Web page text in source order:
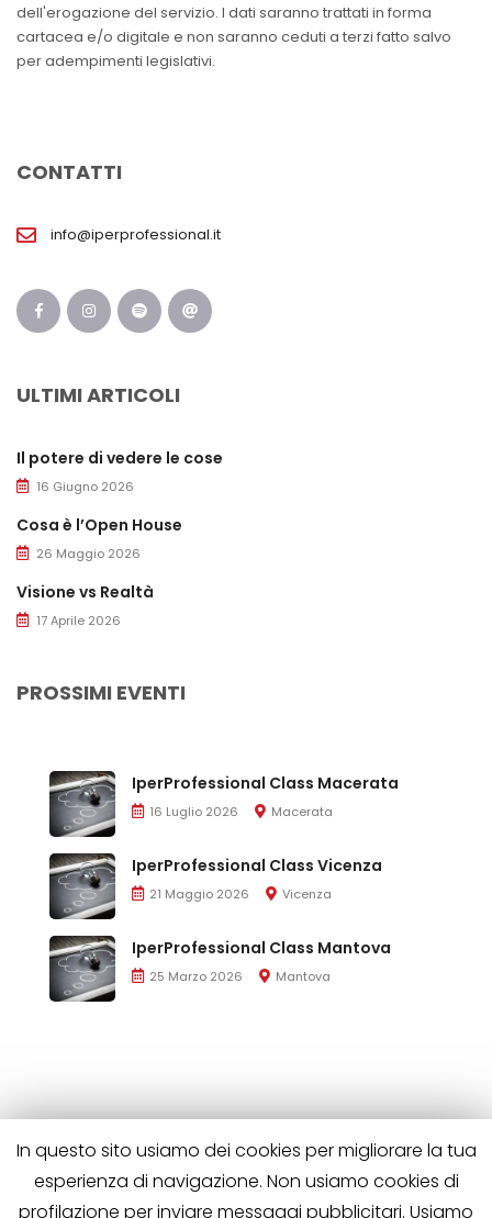
dell'erogazione del servizio. I dati saranno trattati in forma
cartacea e/o digitale e non saranno ceduti a terzi fatto salvo
per adempimenti legislativi.
CONTATTI
info@iperprofessional.it
ULTIMI ARTICOLI
Il potere di vedere le cose
16 Giugno 2026
Cosa è l’Open House
26 Maggio 2026
Visione vs Realtà
17 Aprile 2026
PROSSIMI EVENTI
IperProfessional Class Macerata
16 Luglio 2026 Macerata
IperProfessional Class Vicenza
21 Maggio 2026 Vicenza
IperProfessional Class Mantova
25 Marzo 2026 Mantova
In questo sito usiamo dei cookies per migliorare la tua
esperienza di navigazione. Non usiamo cookies di
profilazione per inviare messaggi pubblicitari. Usiamo